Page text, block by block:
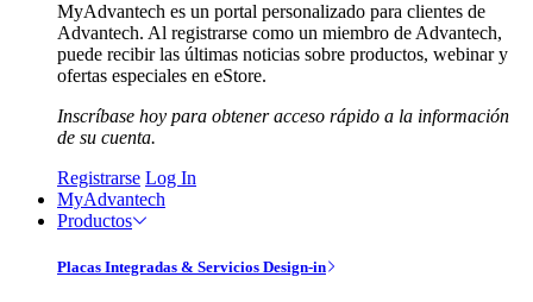
MyAdvantech es un portal personalizado para clientes de
Advantech. Al registrarse como un miembro de Advantech,
puede recibir las últimas noticias sobre productos, webinar y
ofertas especiales en eStore.
Inscríbase hoy para obtener acceso rápido a la información
de su cuenta.
Registrarse Log In
MyAdvantech
Productos
Placas Integradas & Servicios Design-in